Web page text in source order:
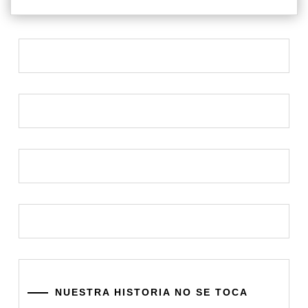
NUESTRA HISTORIA NO SE TOCA